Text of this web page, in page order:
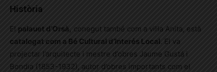
Història
El palauet d’Orsà, conegut també com a vil·la Anita, està
catalogat com a Bé Cultural d’Interés Local . El va
projectar l’arquitecte i mestre d’obres Jaume Gustá i
Bondia (1853-1932), autor d’obres importants com el